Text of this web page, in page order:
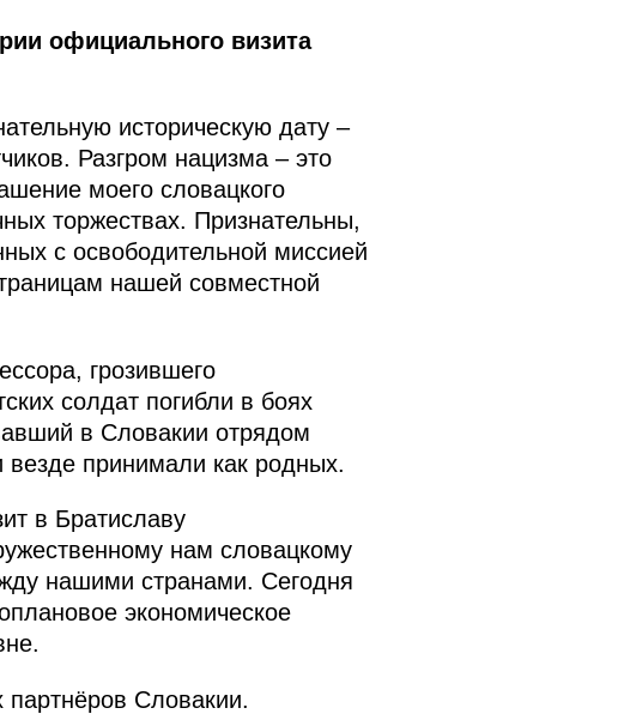
официального визита
историческую дату –
Разгром нацизма – это
моего словацкого
торжествах. Признательны,
с освободительной миссией
нашей совместной
грозившего
солдат погибли в боях
в Словакии отрядом
принимали как родных.
в Братиславу
нам словацкому
нашими странами. Сегодня
экономическое
Словакии.